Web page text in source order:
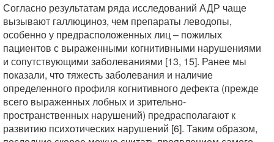
Согласно результатам ряда исследований АДР чаще
вызывают галлюциноз, чем препараты леводопы,
особенно у предрасположенных лиц – пожилых
пациентов с выраженными когнитивными нарушениями
и сопутствующими заболеваниями [13, 15]. Ранее мы
показали, что тяжесть заболевания и наличие
определенного профиля когнитивного дефекта (прежде
всего выраженных лобных и зрительно-
пространственных нарушений) предрасполагают к
развитию психотических нарушений [6]. Таким образом,